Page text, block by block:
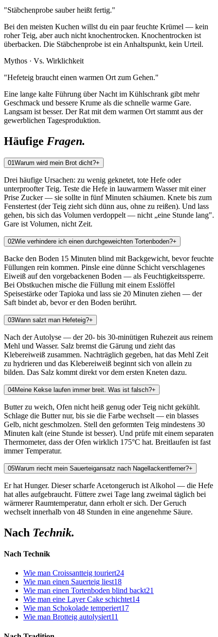
"Stäbchenprobe sauber heißt fertig."
Bei den meisten Kuchen willst du ein paar feuchte Krümel — kein
roher Teig, aber auch nicht knochentrocken. Knochentrocken ist
überbacken. Die Stäbchenprobe ist ein Anhaltspunkt, kein Urteil.
Mythos · Vs. Wirklichkeit
"Hefeteig braucht einen warmen Ort zum Gehen."
Eine lange kalte Führung über Nacht im Kühlschrank gibt mehr
Geschmack und bessere Krume als die schnelle warme Gare.
Langsam ist besser. Der Rat mit dem warmen Ort stammt aus der
gewerblichen Tagesproduktion.
Häufige Fragen.
01 Warum wird mein Brot dicht?+
Drei häufige Ursachen: zu wenig geknetet, tote Hefe oder
unterproofter Teig. Teste die Hefe in lauwarmem Wasser mit einer
Prise Zucker — sie sollte in fünf Minuten schäumen. Knete bis zum
Fenstertest (der Teig zieht sich dünn aus, ohne zu reißen). Und lass
gehen, bis sich das Volumen verdoppelt — nicht „eine Stunde lang".
Gare ist Volumen, nicht Zeit.
02Wie verhindere ich einen durchgeweichten Tortenboden?+
Backe den Boden 15 Minuten blind mit Backgewicht, bevor feuchte
Füllungen rein kommen. Pinsle eine dünne Schicht verschlagenes
Eiweiß auf den vorgebackenen Boden — als Feuchtigkeitssperre.
Bei Obstkuchen mische die Füllung mit einem Esslöffel
Speisestärke oder Tapioka und lass sie 20 Minuten ziehen — der
Saft bindet ab, bevor er den Boden berührt.
03Wann salzt man Hefeteig?+
Nach der Autolyse — der 20- bis 30-minütigen Ruhezeit aus reinem
Mehl und Wasser. Salz bremst die Gärung und zieht das
Klebereiweiß zusammen. Nachträglich gegeben, hat das Mehl Zeit
zu hydrieren und das Klebereiweiß beginnt sich von allein zu
bilden. Das Salz kommt direkt vor dem ersten Kneten dazu.
04Meine Kekse laufen immer breit. Was ist falsch?+
Butter zu weich, Ofen nicht heiß genug oder Teig nicht gekühlt.
Schlage die Butter nur, bis sie die Farbe wechselt — ein blasses
Gelb, nicht geschmolzen. Stell den geformten Teig mindestens 30
Minuten kalt (eine Stunde ist besser). Und prüfe mit einem separaten
Thermometer, dass der Ofen wirklich 175°C hat. Breitlaufen ist fast
immer Temperatur.
05Warum riecht mein Sauerteigansatz nach Nagellackentferner?+
Er hat Hunger. Dieser scharfe Acetongeruch ist Alkohol — die Hefe
hat alles aufgebraucht. Füttere zwei Tage lang zweimal täglich bei
wärmerer Raumtemperatur, dann erholt er sich. Der Geruch
wechselt innerhalb von 48 Stunden in eine angenehme Säure.
Nach Technik.
Nach Technik
Wie man Croissantteig touriert24
Wie man einen Sauerteig liest18
Wie man einen Tortenboden blind backt21
Wie man eine Layer Cake schichtet14
Wie man Schokolade temperiert17
Wie man Brotteig autolysiert11